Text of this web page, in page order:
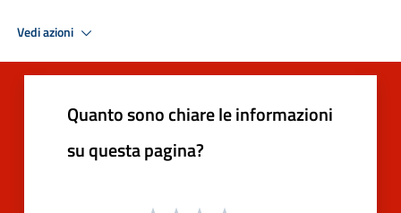
Vedi azioni
Quanto sono chiare le informazioni
su questa pagina?